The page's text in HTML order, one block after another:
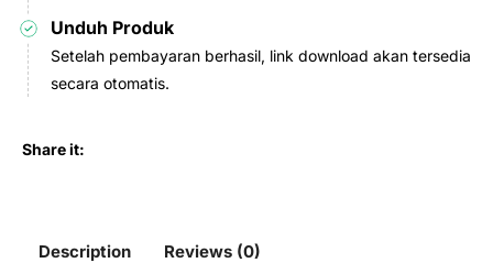
Unduh Produk
Setelah pembayaran berhasil, link download akan tersedia
secara otomatis.
Share it:
Description Reviews (0)